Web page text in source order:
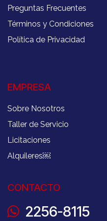
Preguntas Frecuentes
Términos y Condiciones
Política de Privacidad
EMPRESA
Sobre Nosotros
Taller de Servicio
Licitaciones
Alquileres￼
CONTACTO
2256-8115